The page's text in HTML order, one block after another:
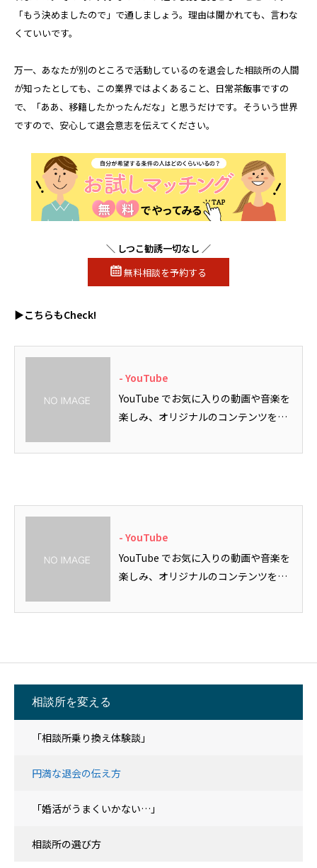
「もう決めましたので」で通しましょう。理由は聞かれても、言わな
くていいです。
万一、あなたが別のところで活動しているのを退会した相談所の人間
が知ったとしても、この業界ではよくあること、日常茶飯事ですの
で、「ああ、移籍したかったんだな」と思うだけです。そういう世界
ですので、安心して退会意志を伝えてください。
＼ しつこ勧誘一切なし ／
無料相談を予約する
▶こちらもCheck!
- YouTube
YouTube でお気に入りの動画や音楽を
楽しみ、オリジナルのコンテンツをア
の人たちと共有しましょう。
- YouTube
YouTube でお気に入りの動画や音楽を
楽しみ、オリジナルのコンテンツをア
の人たちと共有しましょう。
相談所を変える
「相談所乗り換え体験談」
円満な退会の伝え方
「婚活がうまくいかない…」
相談所の選び方